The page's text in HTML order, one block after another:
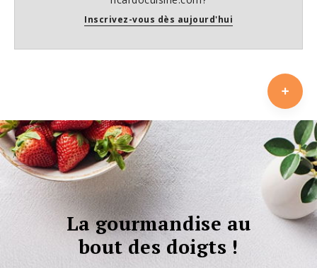
Inscrivez-vous dès aujourd'hui
La gourmandise au
bout des doigts !